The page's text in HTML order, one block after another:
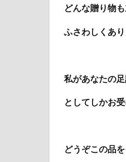
どんな贈り物
ふさわしくあり
私があなたの
としてしかお
どうぞこの品